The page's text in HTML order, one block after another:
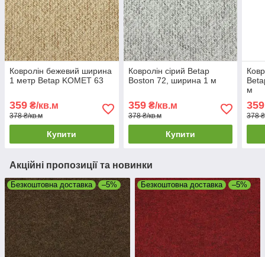
Ковролін бежевий ширина
1 метр Betap KOMET 63
359 ₴/кв.м
378 ₴/кв.м
Купити
Ковролін сірий Betap
Boston 72, ширина 1 м
359₴/кв.м
378 ₴/кв.м
Купити
м
359
378
Акційні пропозиції та новинки
Безкоштовна доставка –5% Безкоштовна доставка –5%